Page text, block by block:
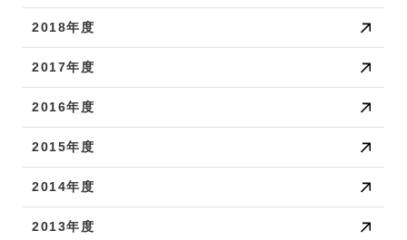
2018年度
2017年度
2016年度
2015年度
2014年度
2013年度